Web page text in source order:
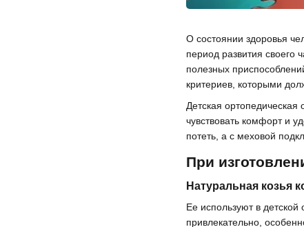
О состоянии здоровья
период развития своего
полезных
критериев, которыми
Детская
чувствовать комфорт и
потеть, а с меховой
При
Натуральная козья
Ее используют в детской
привлекательно,